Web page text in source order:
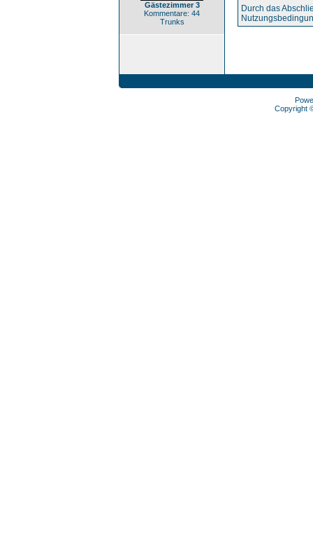
Gästezimmer 3
Kommentare: 44
Trunks
Durch das
Copyright